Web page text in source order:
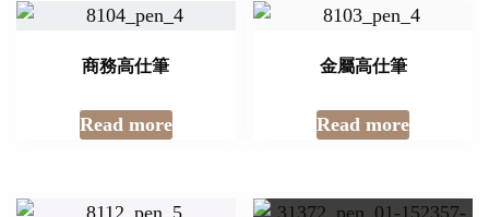
商務高仕筆
Read more
金屬高仕筆
Read more